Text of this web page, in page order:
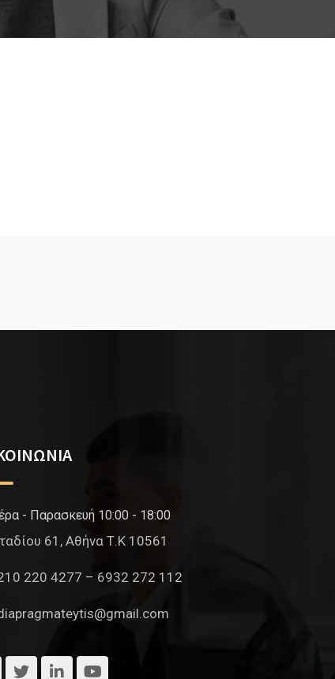
- Παρασκευή 10:00 - 18:00
61, Αθήνα Τ.Κ 10561
220 4277 – 6932 272 112